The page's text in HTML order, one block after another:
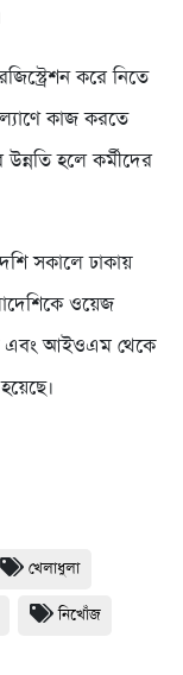
করে নিতে
কাজ করতে
হলে কর্মীদের
সকালে ঢাকায়
ওয়েজ
এবং আইওএম থেকে
খেলাধুলা
নিখোঁজ